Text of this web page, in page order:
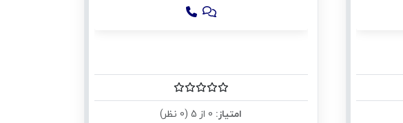
امتیاز: